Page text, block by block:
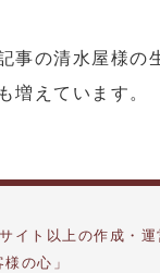
事の清水屋様の
増えています。
イト以上の作成・運
の心」